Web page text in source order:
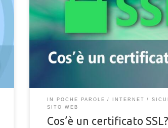
proteggere i dati degli utenti che lo
stesso che la utilizza. In poche parole: Un
(Secure Socket Layer) è necessario a tale
appunto a fornire connessioni
in modo che eventuali dati […]
IN POCHE PAROLE INTERNET
SITO WEB
Cos’è un certificato